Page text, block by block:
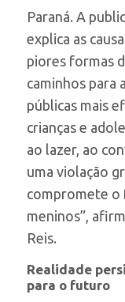
Paraná. A
explica as
piores formas
caminhos para
públicas mais
crianças e
ao lazer, ao
uma violação
compromete o
meninos”,
Reis.
Realidade
para o futuro